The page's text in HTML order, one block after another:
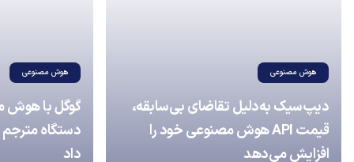
هوش مصنوعی
دیپ‌سیک به‌دلیل تقاضای بی‌سابقه،
قیمت API هوش مصنوعی خود را
افزایش می‌دهد
هوش مصنوعی
دستگاه مترجم
داد